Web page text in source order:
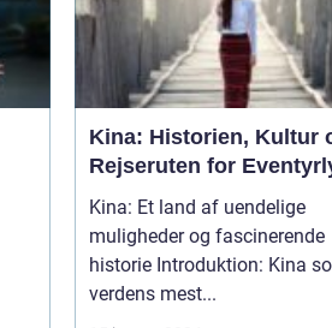
Kina: Historien, Kultur
Rejseruten for
Kina: Et land af uendelige
muligheder og fascinerende
historie Introduktion: Kina som
verdens mest...